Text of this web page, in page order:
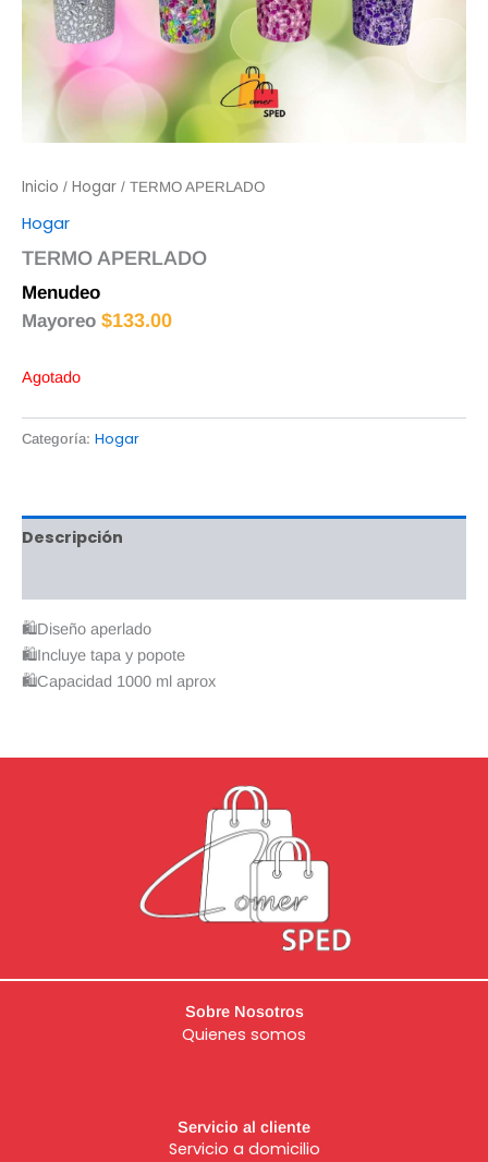
Inicio / Hogar / TERMO APERLADO
Hogar
TERMO APERLADO
Menudeo
Mayoreo $133.00
Agotado
Categoría: Hogar
Descripción
🛍Diseño aperlado
🛍️Incluye tapa y popote
🛍Capacidad 1000 ml aprox
Sobre Nosotros
Quienes somos
Servicio al cliente
Servicio a domicilio